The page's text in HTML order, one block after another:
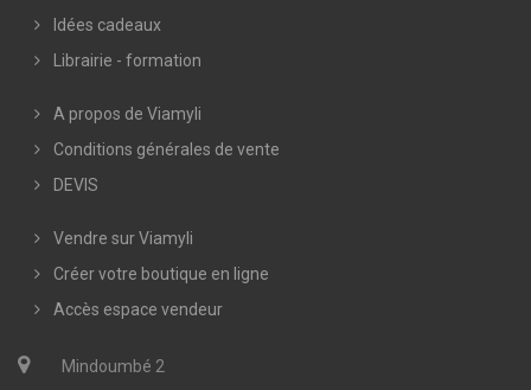
Idées cadeaux
Librairie - formation
A propos de Viamyli
Conditions générales de vente
DEVIS
Vendre sur Viamyli
Créer votre boutique en ligne
Accès espace vendeur
Mindoumbé 2